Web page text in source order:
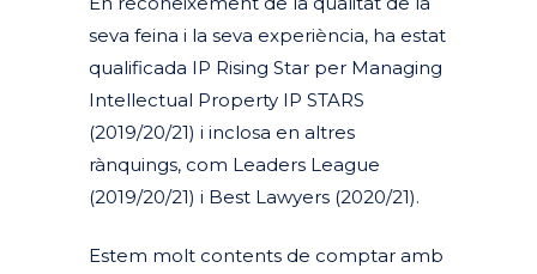
seva feina i la seva experiència, ha estat
qualificada IP Rising Star per Managing
Intellectual Property IP STARS
(2019/20/21) i inclosa en altres
rànquings, com Leaders League
(2019/20/21) i Best Lawyers (2020/21).
Estem molt contents de comptar amb